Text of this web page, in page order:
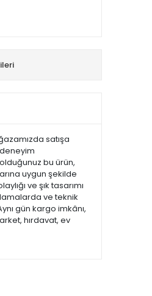
satışa
bu ürün,
uygun şekilde
ve şık tasarımı
ve teknik
gün kargo imkânı,
hırdavat, ev